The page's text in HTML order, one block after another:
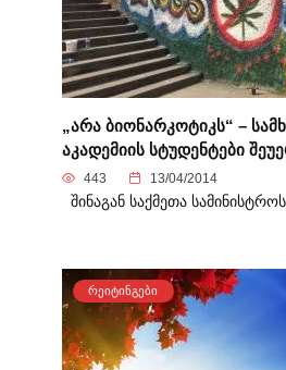
„არა ბიონარკოტიკს“ –
აკადემიის სტუდენტები
443 13/04/2014
შინაგან საქმეთა
ᲠᲔᲘᲢᲘᲜᲒᲔᲑᲘ